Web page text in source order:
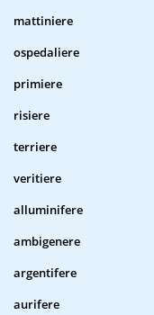
mattiniere
ospedaliere
primiere
risiere
terriere
veritiere
alluminifere
ambigenere
argentifere
aurifere